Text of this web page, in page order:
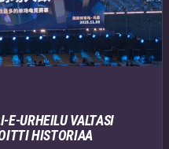
URHEILU VALTASI
HISTORIAA